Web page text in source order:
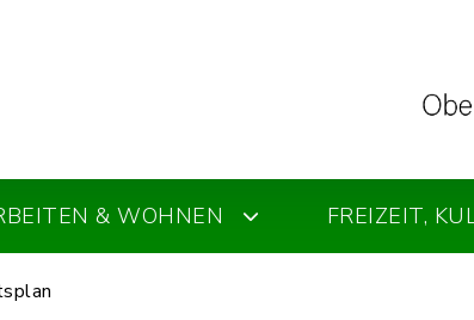
& WOHNEN FREIZEIT,